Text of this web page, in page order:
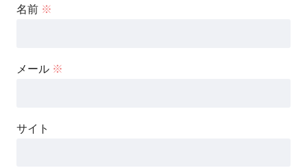
名前 ※
メール ※
サイト